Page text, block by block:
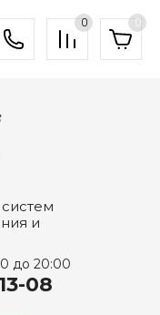
0 0
и
до 20:00
08